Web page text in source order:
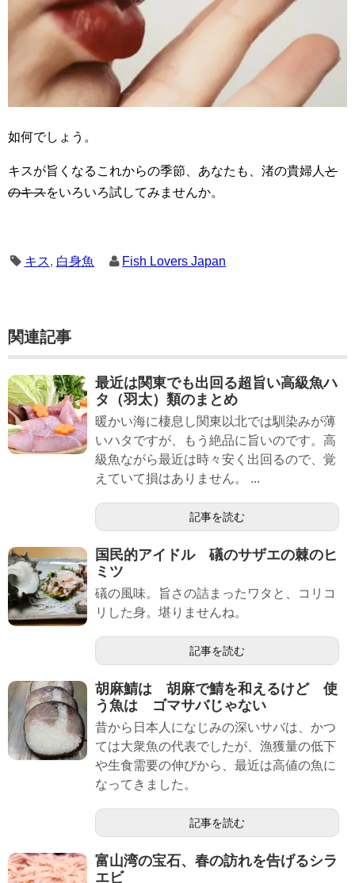
如何でしょう。
キスが旨くなるこれからの季節、あなたも、渚の貴婦人 と
のキスをいろいろ試してみませんか。
キス, 白身魚 Fish Lovers Japan
関連記事
最近は関東でも出回る超旨い高級魚ハ
タ（羽太）類のまとめ
暖かい海に棲息し関東以北では馴染みが薄
いハタですが、もう絶品に旨いのです。高
級魚ながら最近は時々安く出回るので、覚
えていて損はありません。 ...
記事を読む
国民的アイドル 礒のサザエの棘のヒ
ミツ
礒の風味。旨さの詰まったワタと、コリコ
リした身。堪りませんね。
記事を読む
胡麻鯖は 胡麻で鯖を和えるけど 使
う魚は ゴマサバじゃない
昔から日本人になじみの深いサバは、かつ
ては大衆魚の代表でしたが、漁獲量の低下
や生食需要の伸びから、最近は高値の魚に
なってきました。
記事を読む
富山湾の宝石、春の訪れを告げるシラ
エビ